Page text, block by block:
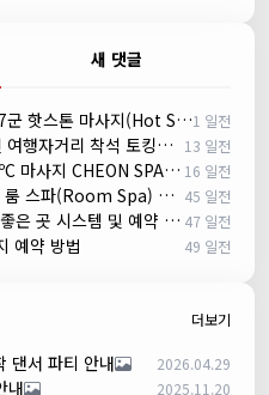
새 댓글
호치민 불건마 추천｜7군 핫스톤 마사지(Hot Stone massage)1 일전
호치민 1군 부이비엔 여행자거리 착석 토킹바 놀이터 (NORITER LOUNGE) 13 일전
호치민 체온스파 38.5ºC 마사지 CHEON SPA Massage 16 일전
다낭 링감 마사지샵, 룸 스파(Room Spa) 예약 45 일전
다낭 요정스파 수질 좋은 곳 시스템 및 예약 방법 47 일전
예약 방법 49 일전
더보기
댄서 파티 안내 2026.04.29
내 2025.11.20